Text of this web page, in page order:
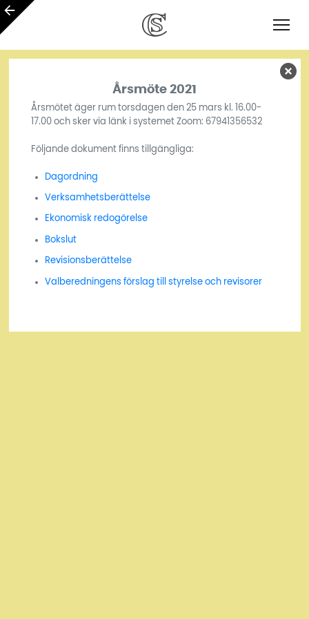
Årsmöte 2021
Årsmötet äger rum torsdagen den 25 mars kl. 16.00-
17.00 och sker via länk i systemet Zoom: 67941356532
Följande dokument finns tillgängliga:
Dagordning
Verksamhetsberättelse
Ekonomisk redogörelse
Bokslut
Revisionsberättelse
Valberedningens förslag till styrelse och revisorer